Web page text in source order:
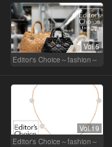
Vol.5
Editor's Choice～fashion～
Vol.19
Editor's Choice～fashion～